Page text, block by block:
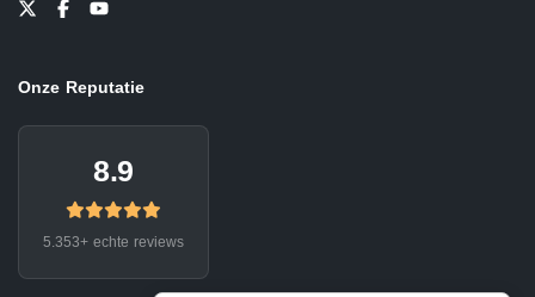
Onze Reputatie
8.9
5.353+ echte reviews